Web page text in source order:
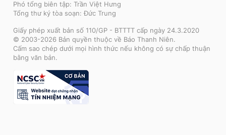
Phó tổng biên tập: Trần Việt Hưng
Tổng thư ký tòa soạn: Đức Trung
Giấy phép xuất bản số 110/GP - BTTTT cấp ngày 24.3.2020
© 2003-2026 Bản quyền thuộc về Báo Thanh Niên.
Cấm sao chép dưới mọi hình thức nếu không có sự chấp thuận
bằng văn bản.